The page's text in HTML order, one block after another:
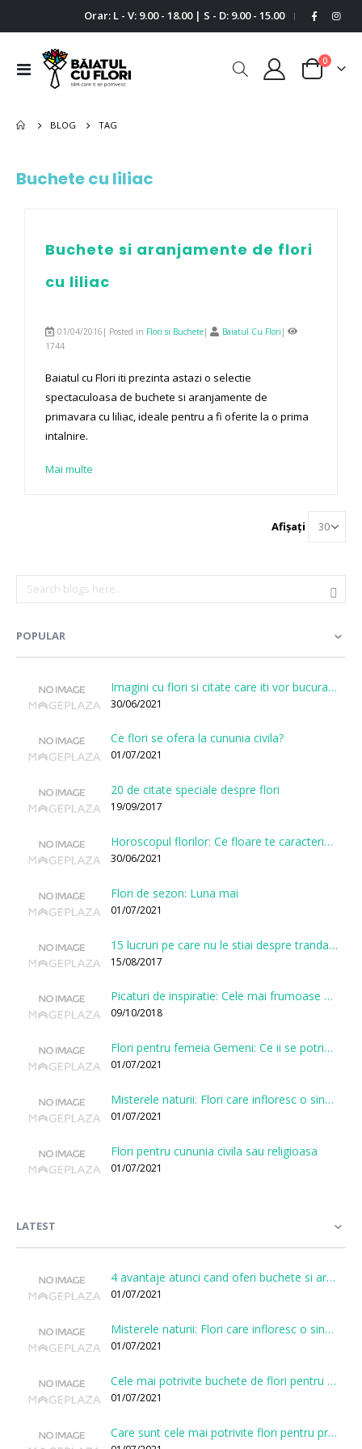
Orar: L - V: 9.00 - 18.00 | S - D: 9.00 - 15.00 |
Comutare
Cart
0
BLOG TAG
Buchete cu liliac
Buchete si aranjamente de flori
cu liliac
01/04/2016| Posted in Flori si Buchete| Baiatul Cu Flori |
1744
Baiatul cu Flori iti prezinta astazi o selectie
spectaculoasa de buchete si aranjamente de
primavara cu liliac, ideale pentru a fi oferite la o prima
intalnire.
Mai multe
Afișați
POPULAR
Imagini cu flori si citate care iti vor bucura sufletul
30/06/2021
Ce flori se ofera la cununia civila?
01/07/2021
20 de citate speciale despre flori
19/09/2017
Horoscopul florilor: Ce floare te caracterizeaza in functie de ziua nasterii?
30/06/2021
Flori de sezon: Luna mai
01/07/2021
15 lucruri pe care nu le stiai despre trandafiri
15/08/2017
Picaturi de inspiratie: Cele mai frumoase citate despre flori
09/10/2018
Flori pentru femeia Gemeni: Ce ii se potriveste, ce ii poarta noroc si ce o caracterizeaza?
01/07/2021
Misterele naturii: Flori care infloresc o singura data la cateva sute de ani
01/07/2021
Flori pentru cununia civila sau religioasa
01/07/2021
LATEST
4 avantaje atunci cand oferi buchete si aranjamente printr-o florarie online
01/07/2021
Misterele naturii: Flori care infloresc o singura data la cateva sute de ani
01/07/2021
Cele mai potrivite buchete de flori pentru onomastici
01/07/2021
Care sunt cele mai potrivite flori pentru prima intalnire?